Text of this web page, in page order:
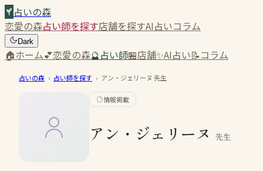
占いの森
恋愛の森占い師を探す店舗を探すAI占いコラム
Dark
🏠ホーム💕恋愛の森🔮占い師🏪店舗✨AI占い📝コラム
占いの森 › 占い師を探す › アン・ジェリーヌ 先生
情報掲載
アン・ジェリーヌ 先生